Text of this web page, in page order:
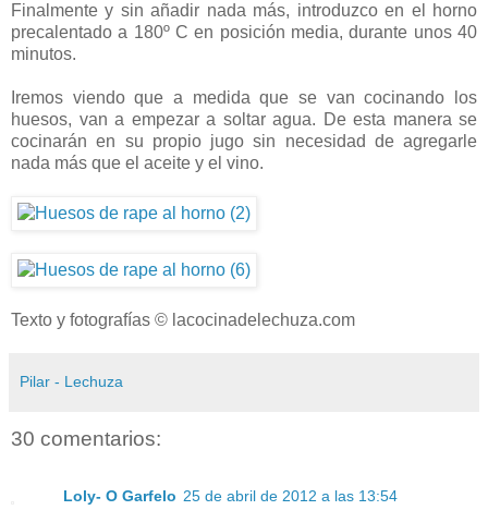
Finalmente y sin añadir nada más, introduzco en el horno
precalentado a 180º C en posición media, durante unos 40
minutos.
Iremos viendo que a medida que se van cocinando los
huesos, van a empezar a soltar agua. De esta manera se
cocinarán en su propio jugo sin necesidad de agregarle
nada más que el aceite y el vino.
Texto y fotografías © lacocinadelechuza.com
Pilar - Lechuza
30 comentarios:
Loly- O Garfelo 25 de abril de 2012 a las 13:54